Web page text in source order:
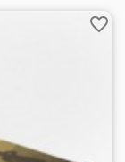
favorite_border